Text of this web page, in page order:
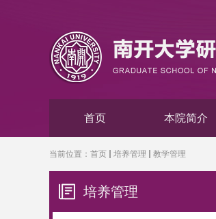
首页 本院简介
当前位置： 首页 培养管理 教学管理
培养管理